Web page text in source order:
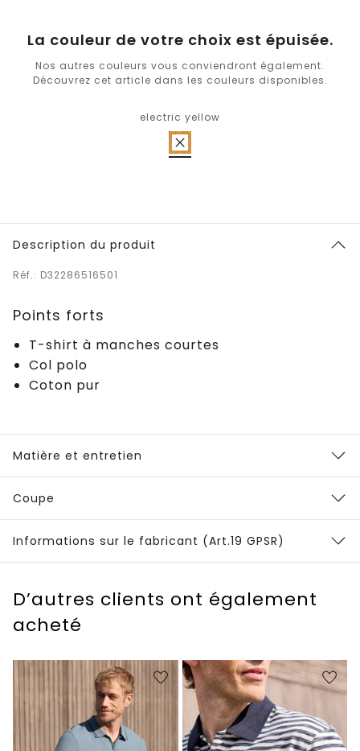
La couleur de votre choix est épuisée.
Nos autres couleurs vous conviendront également.
Découvrez cet article dans les couleurs disponibles.
electric yellow
Description du produit
Réf.: D32286516501
Points forts
T-shirt à manches courtes
Col polo
Coton pur
Matière et entretien
Coupe
Informations sur le fabricant (Art.19 GPSR)
D’autres clients ont également
acheté